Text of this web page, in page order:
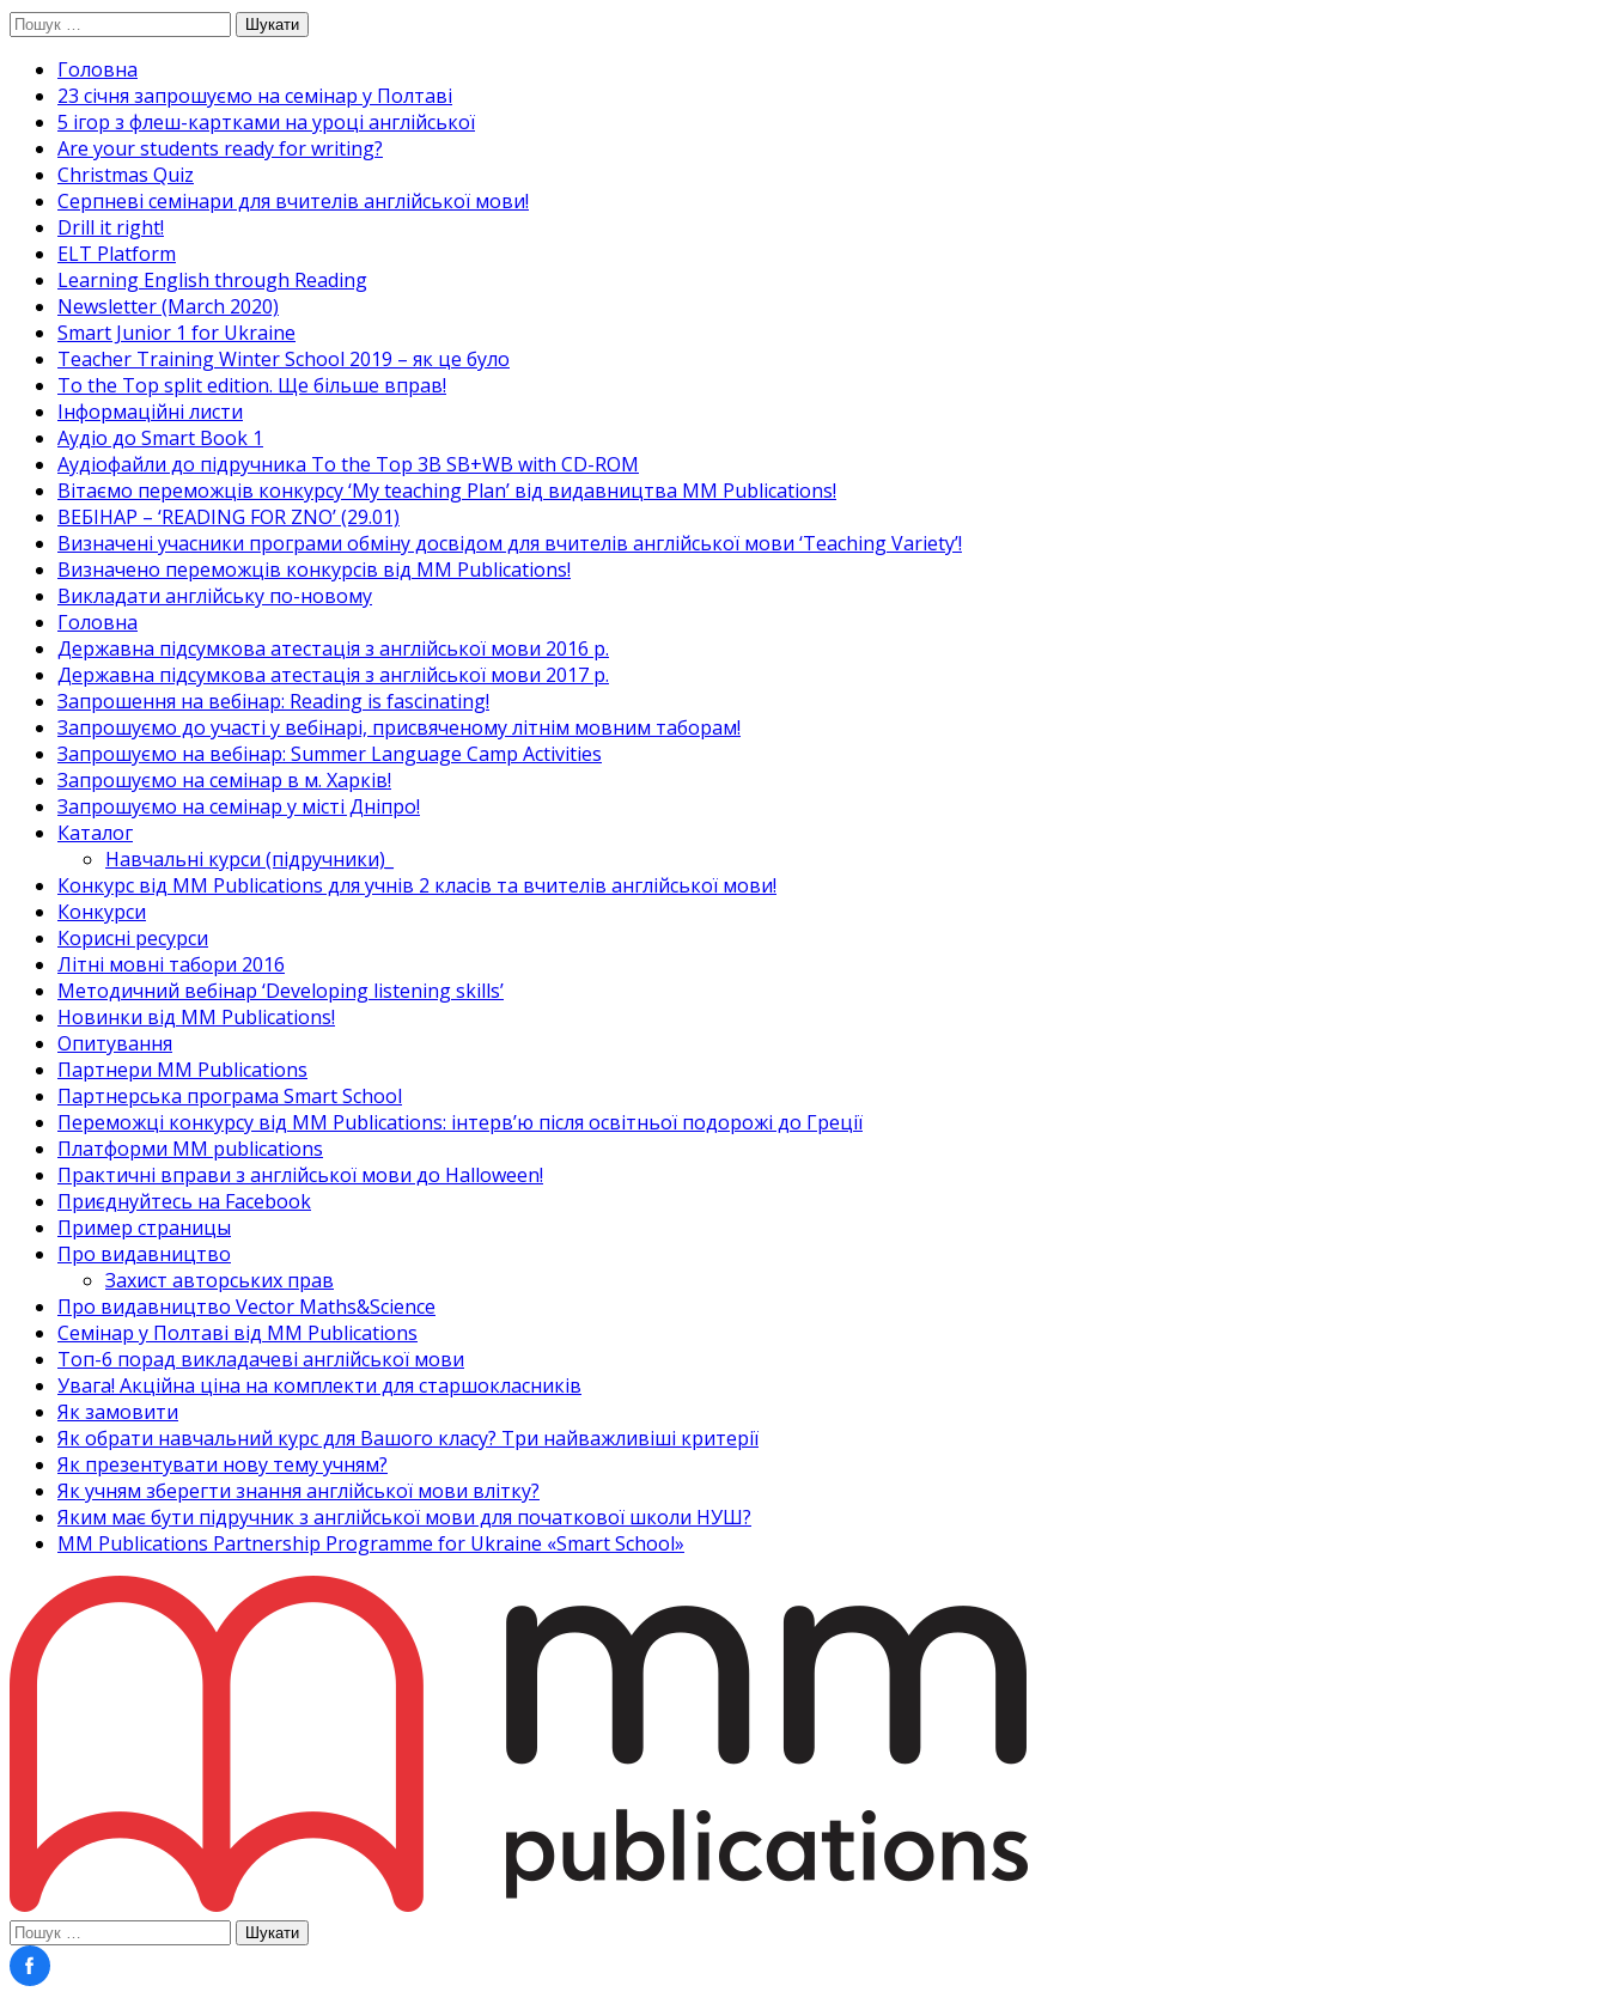
Перейти
вмісту
Пошук:
Головна
23 січня запрошуємо на семінар у Полтаві
5 ігор з флеш-картками на уроці англійської
Are your students ready for writing?
Christmas Quiz
Cерпневі семінари для вчителів англійської мови!
Drill it right!
ELT Platform
Learning English through Reading
Newsletter (March 2020)
Smart Junior 1 for Ukraine
Teacher Training Winter School 2019 – як це було
To the Top split edition. Ще більше вправ!
Інформаційні листи
Аудіо до Smart Book 1
Аудіофайли до підручника To the Top 3B SB+WB with CD-ROM
Вітаємо переможців конкурсу ‘My teaching Plan’ від видавництва MM Publications!
ВЕБІНАР – ‘READING FOR ZNO’ (29.01)
Визначені учасники програми обміну досвідом для вчителів англійської мови ‘Teaching Variety’!
Визначено переможців конкурсів від MM Publications!
Викладати англійську по-новому
Головна
Державна підсумкова атестація з англійської мови 2016 р.
Державна підсумкова атестація з англійської мови 2017 р.
Запрошення на вебінар: Reading is fascinating!
Запрошуємо до участі у вебінарі, присвяченому літнім мовним таборам!
Запрошуємо на вебінар: Summer Language Camp Activities
Запрошуємо на семінар в м. Харків!
Запрошуємо на семінар у місті Дніпро!
Каталог
Навчальні курси (підручники)_
Конкурс від MM Publications для учнів 2 класів та вчителів англійської мови!
Конкурси
Корисні ресурси
Літні мовні табори 2016
Методичний вебінар ‘Developing listening skills’
Новинки від MM Publications!
Опитування
Партнери MM Publications
Партнерська програма Smart School
Переможці конкурсу від MM Publications: інтерв’ю після освітньої подорожі до Греції
Платформи MM publications
Практичні вправи з англійської мови до Halloween!
Приєднуйтесь на Facebook
Пример страницы
Про видавництво
Захист авторських прав
Про видавництво Vector Maths&Science
Семінар у Полтаві від MM Publications
Топ-6 порад викладачеві англійської мови
Увага! Акційна ціна на комплекти для старшокласників
Як замовити
Як обрати навчальний курс для Вашого класу? Три найважливіші критерії
Як презентувати нову тему учням?
Як учням зберегти знання англійської мови влітку?
Яким має бути підручник з англійської мови для початкової школи НУШ?
MM Publications Partnership Programme for Ukraine «Smart School»
Пошук: